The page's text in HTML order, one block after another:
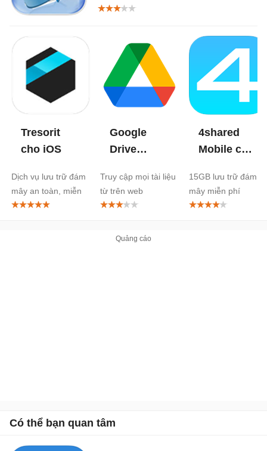
Tresorit
cho iOS
Dịch vụ lưu trữ đám
mây an toàn, miễn
phí
Google
Drive
Truy cập mọi tài liệu
từ trên web
4shared
Mobile cho
15GB lưu trữ đám
mây miễn phí
Có thể bạn quan tâm